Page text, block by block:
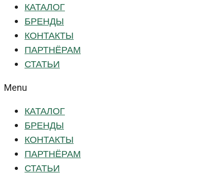
КАТАЛОГ
БРЕНДЫ
КОНТАКТЫ
ПАРТНЁРАМ
СТАТЬИ
Menu
КАТАЛОГ
БРЕНДЫ
КОНТАКТЫ
ПАРТНЁРАМ
СТАТЬИ